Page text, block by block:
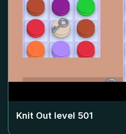
Knit Out level 501